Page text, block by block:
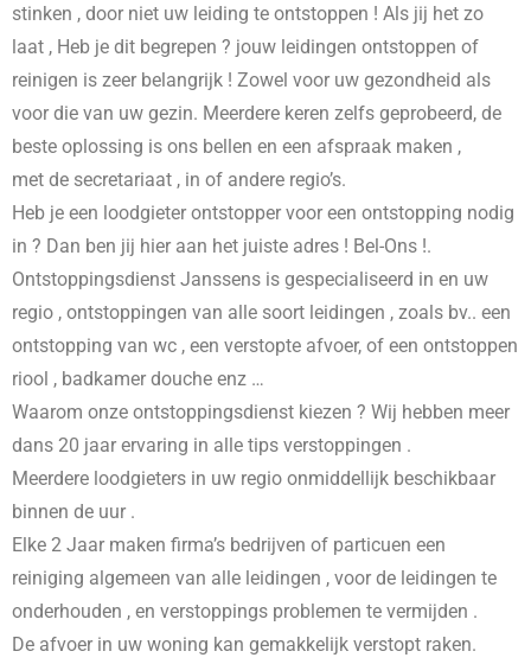
stinken , door niet uw leiding te ontstoppen ! Als jij het zo
laat , Heb je dit begrepen ? jouw leidingen ontstoppen of
reinigen is zeer belangrijk ! Zowel voor uw gezondheid als
voor die van uw gezin. Meerdere keren zelfs geprobeerd, de
beste oplossing is ons bellen en een afspraak maken ,
met de secretariaat , in of andere regio’s.
Heb je een loodgieter ontstopper voor een ontstopping nodig
in ? Dan ben jij hier aan het juiste adres ! Bel-Ons !.
Ontstoppingsdienst Janssens is gespecialiseerd in en uw
regio , ontstoppingen van alle soort leidingen , zoals bv.. een
ontstopping van wc , een verstopte afvoer, of een ontstoppen
riool , badkamer douche enz …
Waarom onze ontstoppingsdienst kiezen ? Wij hebben meer
dans 20 jaar ervaring in alle tips verstoppingen .
Meerdere loodgieters in uw regio onmiddellijk beschikbaar
binnen de uur .
Elke 2 Jaar maken firma’s bedrijven of particuen een
reiniging algemeen van alle leidingen , voor de leidingen te
onderhouden , en verstoppings problemen te vermijden .
De afvoer in uw woning kan gemakkelijk verstopt raken.